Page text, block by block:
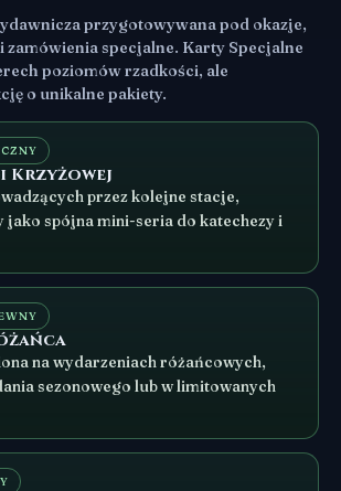
przygotowywana pod okazje,
zamówienia specjalne. Karty Specjalne
poziomów rzadkości, ale
o unikalne pakiety.
Krzyżowej
przez kolejne stacje,
jako spójna mini-seria do katechezy i
na wydarzeniach różańcowych,
sezonowego lub w limitowanych